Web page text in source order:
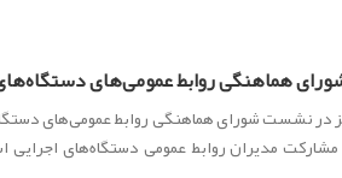
هماهنگی روابط عمومی‌های
در نشست شورای هماهنگی روابط عمومی‌های
استانداری گیلان و با مشارکت مدیران روابط عمومی دستگاه‌های